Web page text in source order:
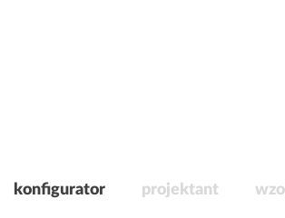
konfigurator projektant